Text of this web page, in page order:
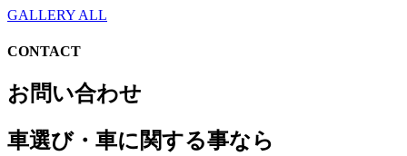
GALLERY ALL
CONTACT
お問い合わせ
車選び・車に関する事なら